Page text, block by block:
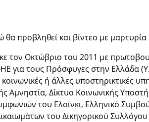
προβληθεί και βίντεο με μαρτυρία
τον Οκτώβριο του 2011 με
για τους Πρόσφυγες στην Ελλάδα
ή άλλες υποστηρικτικές
Αμνηστία, Δίκτυο Κοινωνικής
του Ελσίνκι, Ελληνικό
του Δικηγορικού